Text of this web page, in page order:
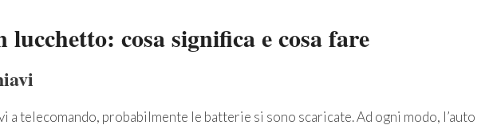
lucchetto: cosa significa e cosa fare
a telecomando, probabilmente le batterie si sono scaricate. Ad ogni modo, l’auto